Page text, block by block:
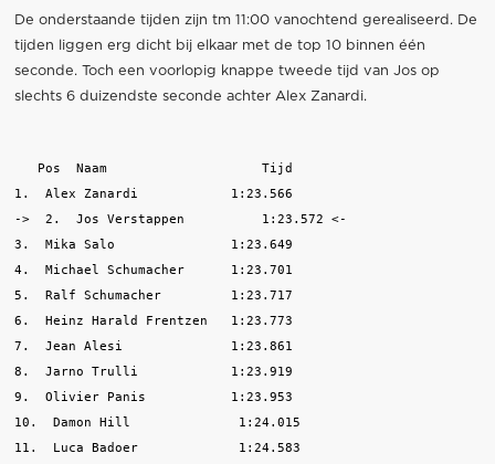
De onderstaande tijden zijn tm 11:00 vanochtend gerealiseerd. De
tijden liggen erg dicht bij elkaar met de top 10 binnen één
seconde. Toch een voorlopig knappe tweede tijd van Jos op
slechts 6 duizendste seconde achter Alex Zanardi.
   Pos  Naam                    Tijd
1.  Alex Zanardi            1:23.566
->  2.  Jos Verstappen          1:23.572 <-
3.  Mika Salo               1:23.649
4.  Michael Schumacher      1:23.701
5.  Ralf Schumacher         1:23.717
6.  Heinz Harald Frentzen   1:23.773
7.  Jean Alesi              1:23.861
8.  Jarno Trulli            1:23.919
9.  Olivier Panis           1:23.953
10.  Damon Hill              1:24.015
11.  Luca Badoer             1:24.583